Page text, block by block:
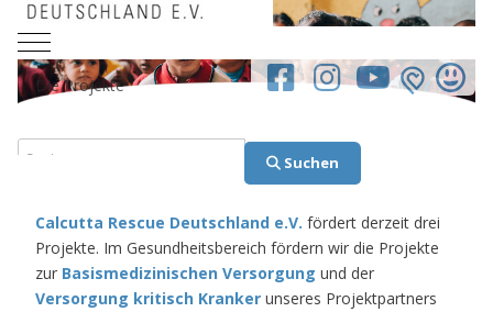
Mobile Menu Toggle
Die Projekte
Suchen
Suchen
Calcutta Rescue Deutschland e.V. fördert derzeit drei
Projekte. Im Gesundheitsbereich fördern wir die Projekte
zur Basismedizinischen Versorgung und der
Versorgung kritisch Kranker unseres Projektpartners